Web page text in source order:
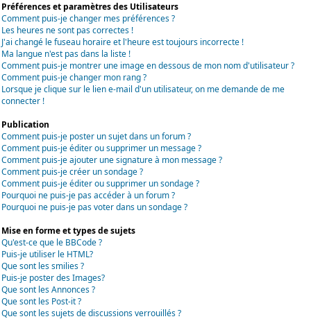
Préférences et paramètres des Utilisateurs
Comment puis-je changer mes préférences ?
Les heures ne sont pas correctes !
J'ai changé le fuseau horaire et l'heure est toujours incorrecte !
Ma langue n'est pas dans la liste !
Comment puis-je montrer une image en dessous de mon nom d'utilisateur ?
Comment puis-je changer mon rang ?
Lorsque je clique sur le lien e-mail d'un utilisateur, on me demande de me
connecter !
Publication
Comment puis-je poster un sujet dans un forum ?
Comment puis-je éditer ou supprimer un message ?
Comment puis-je ajouter une signature à mon message ?
Comment puis-je créer un sondage ?
Comment puis-je éditer ou supprimer un sondage ?
Pourquoi ne puis-je pas accéder à un forum ?
Pourquoi ne puis-je pas voter dans un sondage ?
Mise en forme et types de sujets
Qu'est-ce que le BBCode ?
Puis-je utiliser le HTML?
Que sont les smilies ?
Puis-je poster des Images?
Que sont les Annonces ?
Que sont les Post-it ?
Que sont les sujets de discussions verrouillés ?